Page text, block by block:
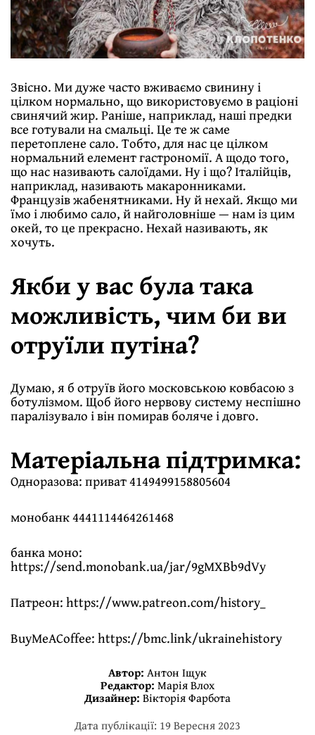
Звісно. Ми дуже часто вживаємо свинину і
цілком нормально, що використовуємо в раціоні
свинячий жир. Раніше, наприклад, наші предки
все готували на смальці. Це те ж саме
перетоплене сало. Тобто, для нас це цілком
нормальний елемент гастрономії. А щодо того,
що нас називають салоїдами. Ну і що? Італійців,
наприклад, називають макаронниками.
Французів жабенятниками. Ну й нехай. Якщо ми
їмо і любимо сало, й найголовніше — нам із цим
окей, то це прекрасно. Нехай називають, як
хочуть.
Якби у вас була така
можливість, чим би ви
отруїли путіна?
Думаю, я б отруїв його московською ковбасою з
ботулізмом. Щоб його нервову систему неспішно
паралізувало і він помирав боляче і довго.
Матеріальна підтримка:
Одноразова: приват 4149499158805604
монобанк 4441114464261468
банка моно:
https://send.monobank.ua/jar/9gMXBb9dVy
Патреон:https://www.patreon.com/history_
BuyMeACoffee:https://bmc.link/ukrainehistory
Автор: Антон Іщук
Редактор: Марія Влох
Дизайнер: Вікторія Фарбота
Дата публікації: 19 Вересня 2023